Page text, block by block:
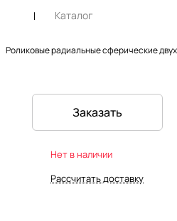
Каталог
Роликовые радиальные сферические
Заказать
Нет в наличии
Рассчитать доставку